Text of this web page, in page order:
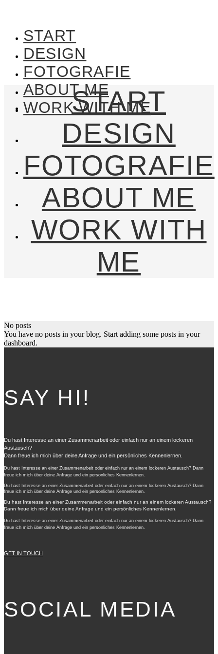
START
DESIGN
FOTOGRAFIE
ABOUT ME
WORK WITH ME
START
DESIGN
FOTOGRAFIE
ABOUT ME
WORK WITH
ME
No posts
You have no posts in your blog. Start adding some posts in your
dashboard.
SAY HI!
Du hast Interesse an einer Zusammenarbeit oder einfach nur an einem lockeren
Austausch?
Dann freue ich mich über deine Anfrage und ein persönliches Kennenlernen.
Du hast Interesse an einer Zusammenarbeit oder einfach nur an einem lockeren Austausch? Dann
freue ich mich über deine Anfrage und ein persönliches Kennenlernen.
Du hast Interesse an einer Zusammenarbeit oder einfach nur an einem lockeren Austausch? Dann
freue ich mich über deine Anfrage und ein persönliches Kennenlernen.
Du hast Interesse an einer Zusammenarbeit oder einfach nur an einem lockeren Austausch?
Dann freue ich mich über deine Anfrage und ein persönliches Kennenlernen.
Du hast Interesse an einer Zusammenarbeit oder einfach nur an einem lockeren Austausch? Dann
freue ich mich über deine Anfrage und ein persönliches Kennenlernen.
GET IN TOUCH
SOCIAL MEDIA